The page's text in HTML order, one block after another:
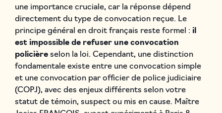
une importance cruciale, car la réponse dépend
directement du type de convocation reçue. Le
principe général en droit français reste formel : il
est impossible de refuser une convocation
policièreselon la loi. Cependant, une distinction
fondamentale existe entre une convocation simple
et une convocation par officier de police judiciaire
(COPJ), avec des enjeux différents selon votre
statut de témoin, suspect ou mis en cause. Maître